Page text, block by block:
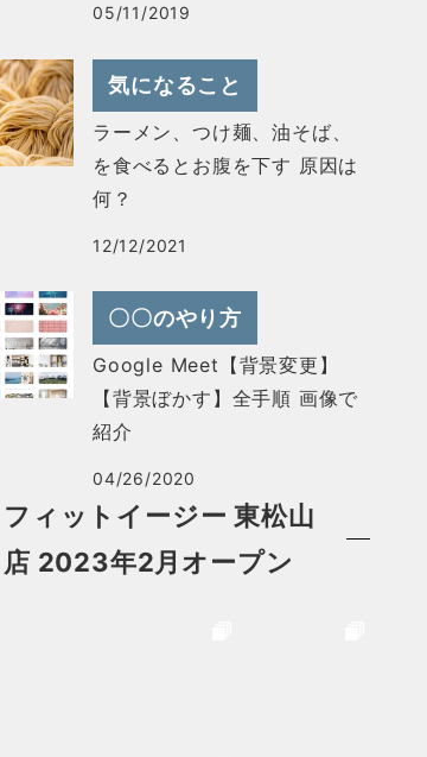
05/11/2019
気になること
ラーメン、つけ麺、油そば、
を食べるとお腹を下す 原因は
何？
12/12/2021
〇〇のやり方
Google Meet【背景変更】
【背景ぼかす】全手順 画像で
紹介
04/26/2020
フィットイージー 東松山
店 2023年2月オープン